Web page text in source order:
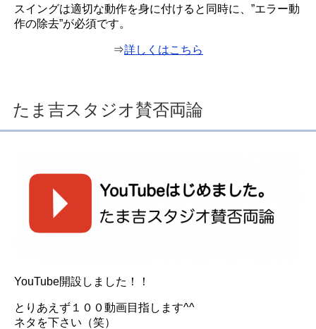
スイングは適切な動作を身に付けると同時に、”エラー動
作の除去”が必須です。
⇒詳しくはこちら
たま吉スタジオ賛否両論
YouTube開設しました！！
とりあえず１００動画目指します^^
ネタを下さい（笑）